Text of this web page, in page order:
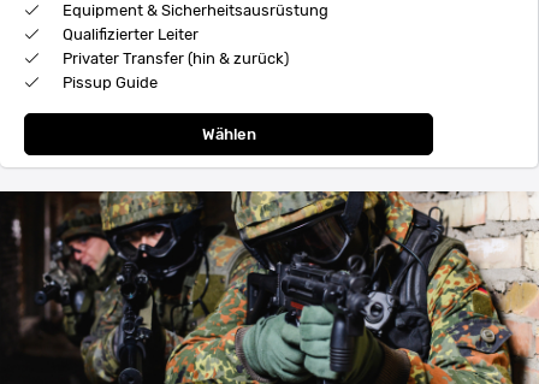
Equipment & Sicherheitsausrüstung
Qualifizierter Leiter
Privater Transfer (hin & zurück)
Pissup Guide
Wählen